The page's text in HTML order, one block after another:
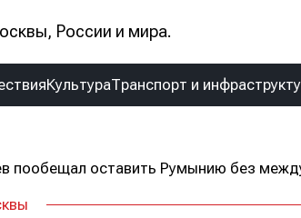
России и мира.
КультураТранспорт и